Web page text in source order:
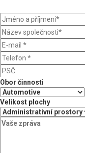
Obor činnosti
Velikost plochy